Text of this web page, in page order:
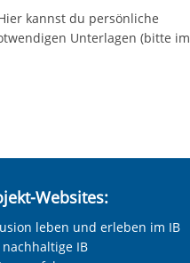
kannst du persönliche
Unterlagen (bitte im
Websites:
leben und erleben im IB
nachhaltige IB